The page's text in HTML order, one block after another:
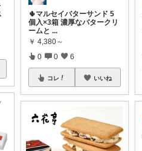
🌵マルセイバターサンド 5
個入×3箱 濃厚なバタークリ
ームと...
￥ 4,380～
0 0 6
コレ いいね